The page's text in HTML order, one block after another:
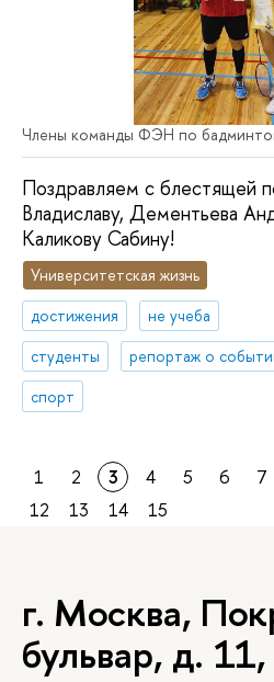
Члены команды ФЭН по
Поздравляем с блестящей
Владиславу, Дементьева
Каликову Сабину!
Университетская жизнь
достижения
не учеба
студенты
репортаж о
спорт
1 2 3 4 5 6 7
12
13 14 15
г. Москва,
бульвар, д.